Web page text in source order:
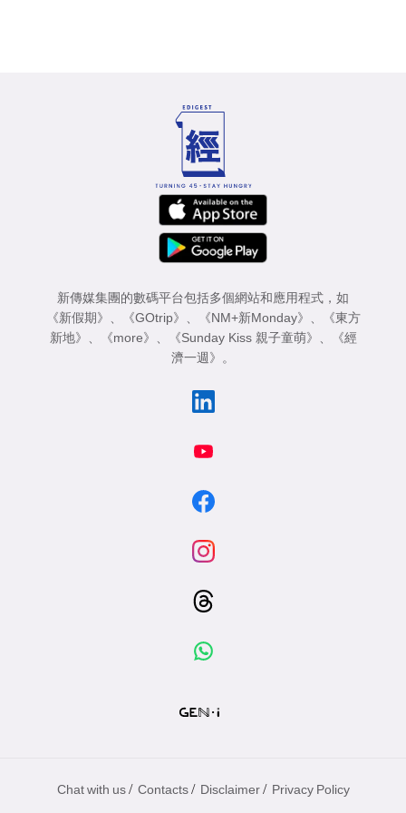
新傳媒集團的數碼平台包括多個網站和應用程式，如
《新假期》
《GOtrip》 《NM+新Monday》
《東方
新地》
《more》 《Sunday Kiss 親子童萌》
《經
濟一週》
。
Chat with us / Contacts / Disclaimer / Privacy Policy